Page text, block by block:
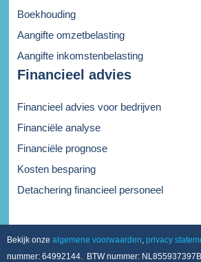
Boekhouding
Aangifte omzetbelasting
Aangifte inkomstenbelasting
Financieel advies
Financieel advies voor bedrijven
Financiële analyse
Financiële prognose
Kosten besparing
Detachering financieel personeel
Bekijk onze algemene voorwaarden, privacy
nummer: 64992144. BTW nummer: